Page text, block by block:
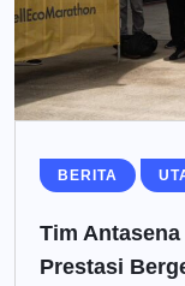
BERITA
Tim
Prestasi